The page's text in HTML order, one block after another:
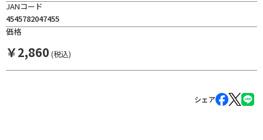
JANコード
4545782047455
価格
￥2,860 (税込)
シェア